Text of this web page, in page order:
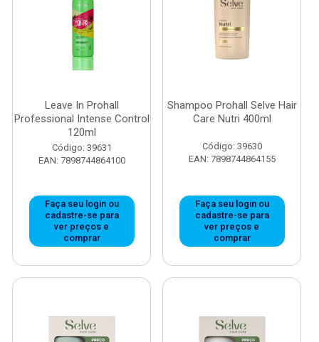
Leave In Prohall
Professional Intense Control
120ml
Código: 39631
EAN: 7898744864100
Faça seu login ou
cadastre-se para
ver preços e
comprar
Shampoo Prohall Selve Hair
Care Nutri 400ml
Código: 39630
EAN: 7898744864155
Faça seu login ou
cadastre-se para
ver preços e
comprar